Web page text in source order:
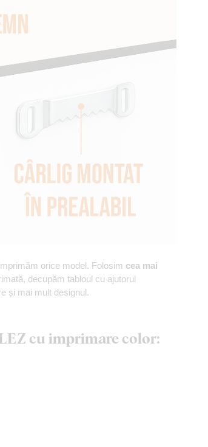
orice model. Folosim cea mai
decupăm tabloul cu ajutorul
și mai mult designul.
cu imprimare color: